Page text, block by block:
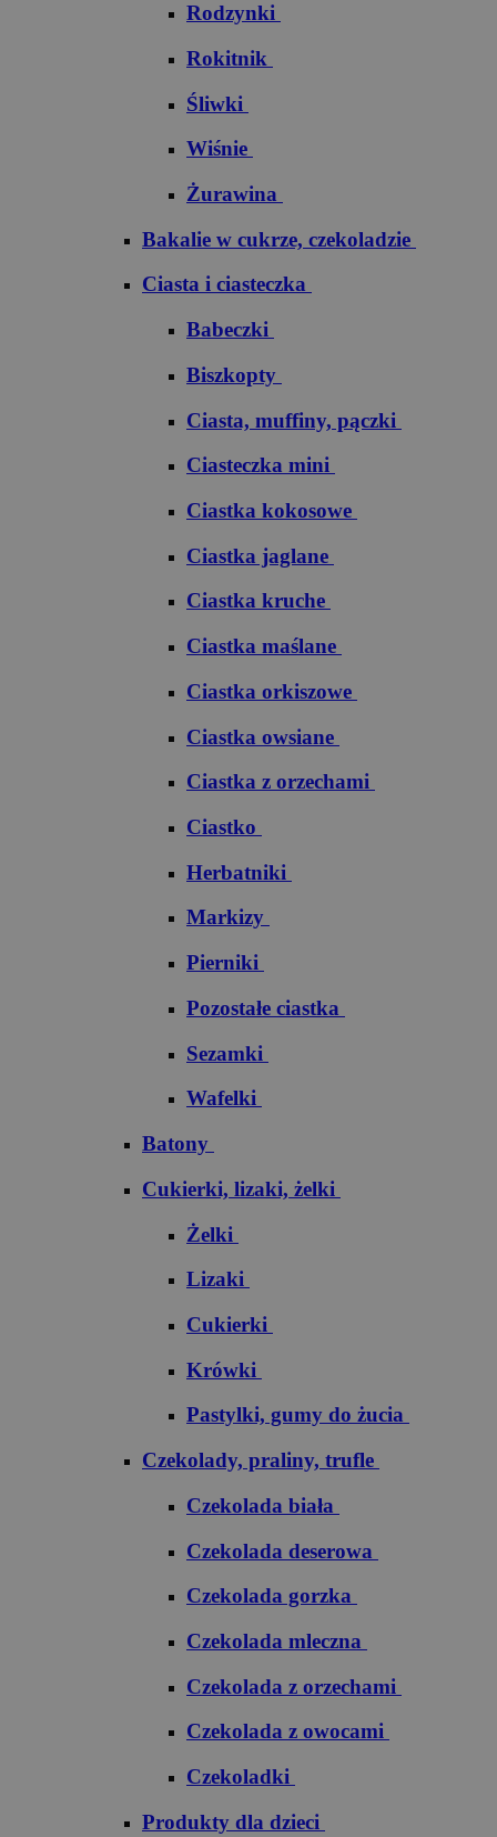
Rodzynki
Rokitnik
Śliwki
Wiśnie
Żurawina
Bakalie w cukrze, czekoladzie
Ciasta i ciasteczka
Babeczki
Biszkopty
Ciasta, muffiny, pączki
Ciasteczka mini
Ciastka kokosowe
Ciastka jaglane
Ciastka kruche
Ciastka maślane
Ciastka orkiszowe
Ciastka owsiane
Ciastka z orzechami
Ciastko
Herbatniki
Markizy
Pierniki
Pozostałe ciastka
Sezamki
Wafelki
Batony
Cukierki, lizaki, żelki
Żelki
Lizaki
Cukierki
Krówki
Pastylki, gumy do żucia
Czekolady, praliny, trufle
Czekolada biała
Czekolada deserowa
Czekolada gorzka
Czekolada mleczna
Czekolada z orzechami
Czekolada z owocami
Czekoladki
Produkty dla dzieci